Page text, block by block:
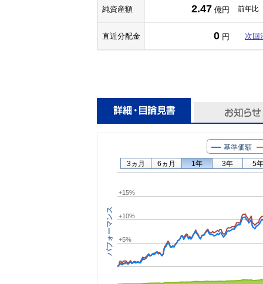
純資産額 2.47 億円 前年比
直近分配金 0 円 次回
パフォーマンス
基準価額
0%
+5%
+10%
+15%
3ヵ月 6ヵ月 1年 3年 5年